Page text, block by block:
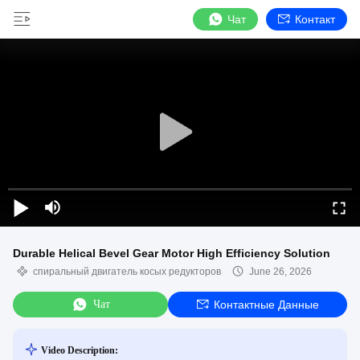
Чат Контакт
Durable Helical Bevel Gear Motor High Efficiency Solution
спиральный двигатель косых редукторов June 26, 2026
Чат Контактные Данные
Video Description: